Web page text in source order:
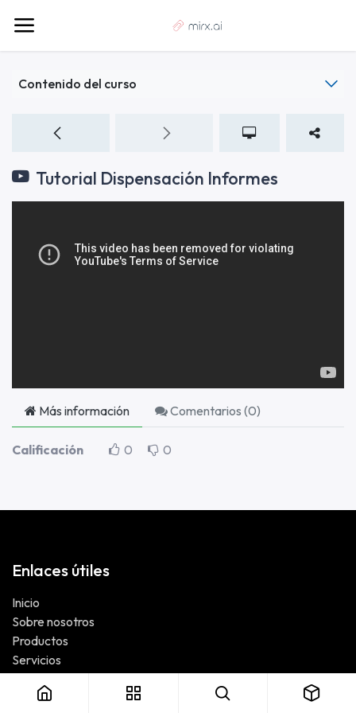
Contenido del curso
Tutorial Dispensación Informes
Más información Comentarios (0)
Calificación 0 0
Enlaces útiles
Inicio
Sobre nosotros
Productos
Servicios
Contáctanos